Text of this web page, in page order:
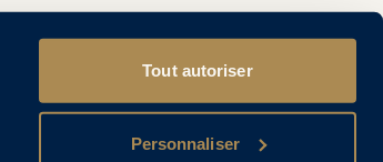
Tout autoriser
Personnaliser